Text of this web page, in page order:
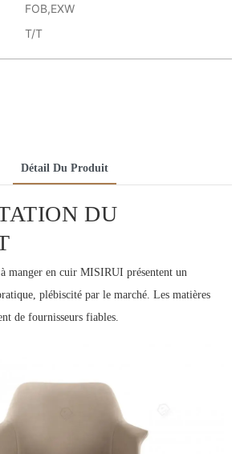
FOB,EXW
T/T
Détail Du Produit
DU
à manger en cuir MISIRUI présentent un
plébiscité par le marché. Les matières
de fournisseurs fiables.